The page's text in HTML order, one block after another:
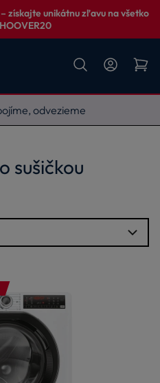
získajte unikátnu zľavu na všetko
odvezieme
sušičkou